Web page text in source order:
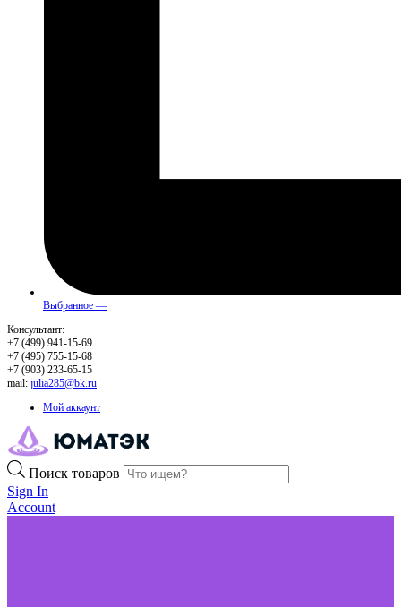
Выбранное —
Консультант:
+7 (499) 941-15-69
+7 (495) 755-15-68
+7 (903) 233-65-15
mail: julia285@bk.ru
Мой аккаунт
Поиск товаров
Sign In
Account